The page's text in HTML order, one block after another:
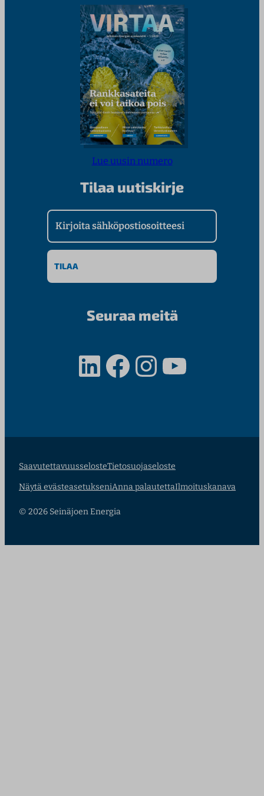
Lue uusin numero
Tilaa uutiskirje
Kirjoita sähköpostiosoitteesi
Seuraa meitä
LinkedIn Facebook InstagramYouTube
SaavutettavuusselosteTietosuojaseloste
Näytä evästeasetukseniAnna palautettaIlmoituskanava
© 2026 Seinäjoen Energia